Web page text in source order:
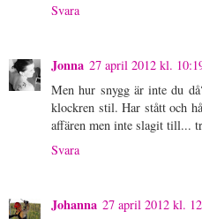
Svara
Jonna 27 april 2012 kl.
Men hur snygg är inte du
klockren stil. Har stått och
affären men inte slagit till...
Svara
Johanna 27 april 2012 kl.